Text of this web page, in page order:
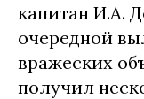
капитан И.А.
очередной
вражеских
получил